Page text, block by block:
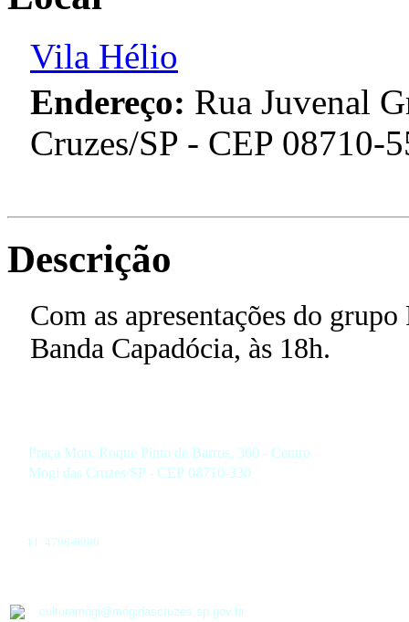
Vila Hélio
Endereço: Rua Juvenal
Cruzes/SP - CEP 08710-
Descrição
Com as apresentações do
Banda Capadócia, às 18h.
Praça Mon. Roque Pinto de Barros, 360 - Centro
Mogi das Cruzes/SP - CEP 08710-330
11 4798-6900
culturamogi@mogidascruzes.sp.gov.br